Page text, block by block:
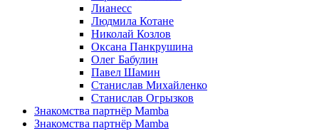
Лианесс
Людмила Котане
Николай Козлов
Оксана Панкрушина
Олег Бабулин
Павел Шамин
Станислав Михайленко
Станислав Огрызков
Знакомства партнёр Mamba
Знакомства партнёр Mamba